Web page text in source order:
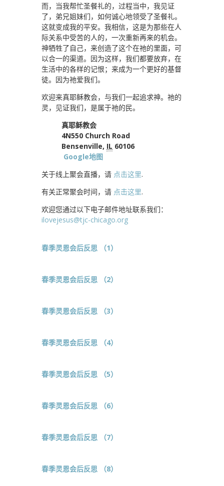
而，当我帮忙圣餐礼的，过程当中，我见证
了，弟兄姐妹们，如何诚心地领受了圣餐礼。
这就变成我的平安。我相信，这是为那些在人
际关系中受苦的人的，一次重新再来的机会。
神牺牲了自己，来创造了这个在祂的里面，可
以合一的渠道。因为这样，我们都要放弃，在
生活中的各样的记恨；来成为一个更好的基督
徒。因为祂爱我们。
欢迎来真耶稣教会，与我们一起追求神。祂的
灵，见证我们，是属于祂的民。
真耶稣教会
4N550 Church Road
Bensenville, IL 60106
Google地图
关于线上聚会直播，请 点击这里.
有关正常聚会时间，请 点击这里.
欢迎您通过以下电子邮件地址联系我们：
ilovejesus@tjc-chicago.org
春季灵恩会后反思 （1）
春季灵恩会后反思 （2）
春季灵恩会后反思 （3）
春季灵恩会后反思 （4）
春季灵恩会后反思 （5）
春季灵恩会后反思 （6）
春季灵恩会后反思 （7）
春季灵恩会后反思 （8）